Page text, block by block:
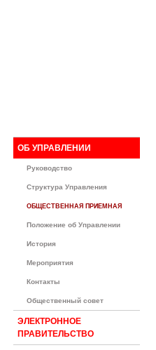
ОБ УПРАВЛЕНИИ
Руководство
Структура Управления
ОБЩЕСТВЕННАЯ ПРИЕМНАЯ
Положение об Управлении
История
Мероприятия
Контакты
Общественный совет
ЭЛЕКТРОННОЕ
ПРАВИТЕЛЬСТВО